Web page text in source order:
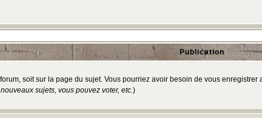
Publication
soit sur la page du sujet. Vous pourriez avoir besoin de vous
sujets, vous pouvez voter, etc.)